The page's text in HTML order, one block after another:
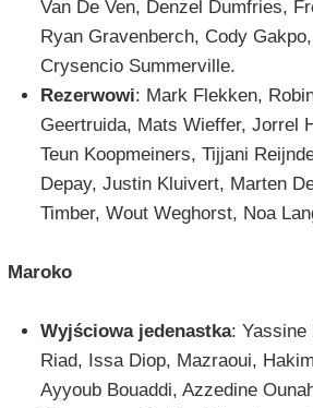
Van De Ven, Denzel Dumfries,
Ryan Gravenberch, Cody
Crysencio Summerville.
Rezerwowi: Mark Flekken,
Geertruida, Mats Wieffer, Jorrel
Teun Koopmeiners, Tijjani
Depay, Justin Kluivert, Marten
Timber, Wout Weghorst, Noa
Maroko
Wyjściowa jedenastka: Yassine
Riad, Issa Diop, Mazraoui,
Ayyoub Bouaddi, Azzedine